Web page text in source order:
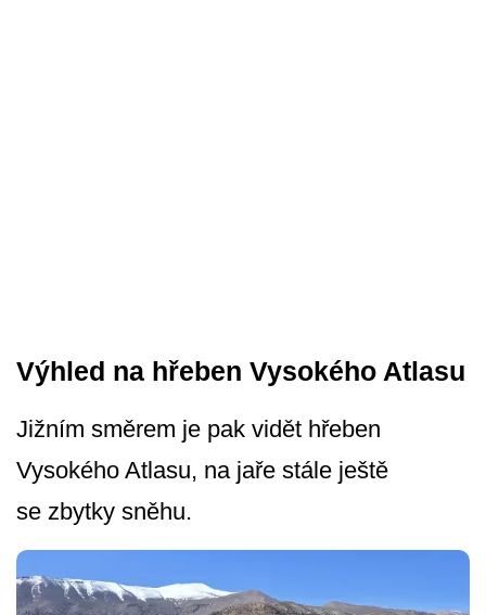
Výhled na hřeben Vysokého Atlasu
Jižním směrem je pak vidět hřeben
Vysokého Atlasu, na jaře stále ještě
se zbytky sněhu.